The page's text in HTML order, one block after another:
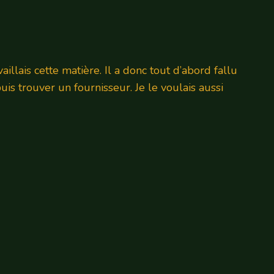
cette matière. Il a donc tout d’abord fallu
trouver un fournisseur. Je le voulais aussi